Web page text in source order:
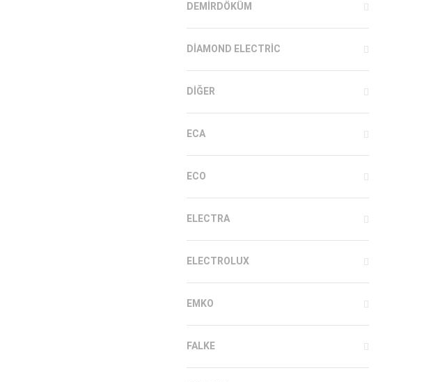
DEMIRDÖKÜM
DIAMOND ELECTRIC
DIĞER
ECA
ECO
ELECTRA
ELECTROLUX
EMKO
FALKE